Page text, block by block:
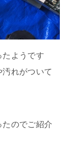
ようです
れがついて
のでご紹介